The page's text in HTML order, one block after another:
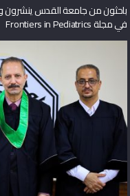
باحثون من جامعة القدس ينشرون
في مجلة Frontiers in Pediatrics